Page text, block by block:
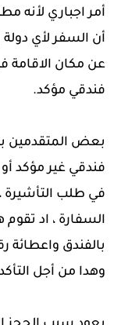
أمر اجباري لأنه
أن السفر لأي
عن مكان الاقامة
فندقي مؤكد.
بعض المتقدمين
فندقي غير مؤكد
في طلب
السفارة ، اد
بالفندق واعطائة
وهدا من أجل